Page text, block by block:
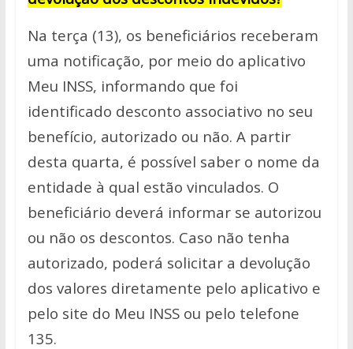
Na terça (13), os beneficiários receberam
uma notificação, por meio do aplicativo
Meu INSS, informando que foi
identificado desconto associativo no seu
benefício, autorizado ou não. A partir
desta quarta, é possível saber o nome da
entidade à qual estão vinculados. O
beneficiário deverá informar se autorizou
ou não os descontos. Caso não tenha
autorizado, poderá solicitar a devolução
dos valores diretamente pelo aplicativo e
pelo site do Meu INSS ou pelo telefone
135.